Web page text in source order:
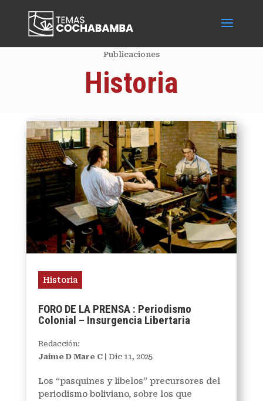
Publicaciones
Historia
Historia
FORO DE LA PRENSA : Periodismo
Colonial – Insurgencia Libertaria
Redacción:
Jaime D Mare C| Dic 11, 2025
Los “pasquines y libelos” precursores del
periodismo boliviano, sobre los que